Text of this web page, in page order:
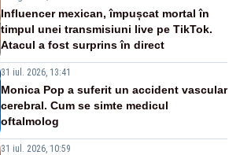
Influencer mexican, împușcat mortal în
timpul unei transmisiuni live pe TikTok.
Atacul a fost surprins în direct
31 iul. 2026, 13:41
Monica Pop a suferit un accident vascular
cerebral. Cum se simte medicul
oftalmolog
31 iul. 2026, 10:59